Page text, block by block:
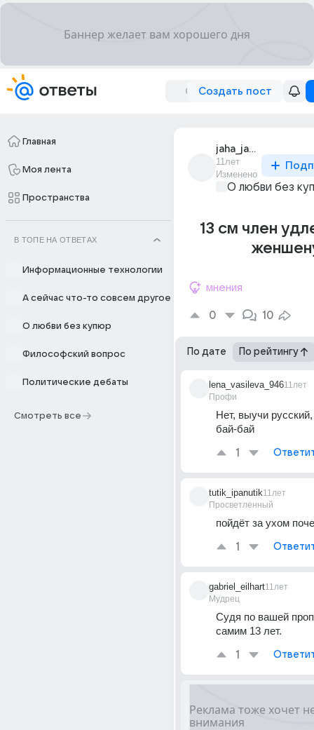
Создать пост
Главная
Моя лента
Пространства
В ТОПЕ НА ОТВЕТАХ
Информационные технологии
А сейчас что-то совсем другое
О любви без купюр
Философский вопрос
Политические дебаты
Смотреть все
jaha_jaha_12
11лет
Изменено
О любви без
13 см член
мнения
0 10
По дате По рейтингу
lena_vasileva_946
Профи
11лет
Нет, выучи
бай-бай
1
tutik_ipanutik
Просветленный
11лет
пойдёт за ухом
1
gabriel_eilhart
Мудрец
11лет
Судя по вашей
самим 13 лет.
1